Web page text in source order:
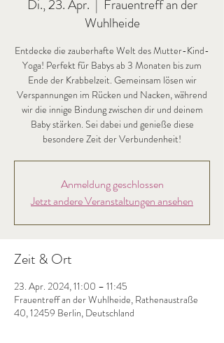
Di., 23. Apr.
  |
Frauentreff an der
Wuhlheide
Entdecke die zauberhafte Welt des Mutter-Kind-
Yoga! Perfekt für Babys ab 3 Monaten bis zum
Ende der Krabbelzeit. Gemeinsam lösen wir
Verspannungen im Rücken und Nacken, während
wir die innige Bindung zwischen dir und deinem
Baby stärken. Sei dabei und genieße diese
besondere Zeit der Verbundenheit!
Anmeldung geschlossen
Jetzt andere Veranstaltungen ansehen
Zeit & Ort
23. Apr. 2024, 11:00 – 11:45
Frauentreff an der Wuhlheide, Rathenaustraße
40, 12459 Berlin, Deutschland